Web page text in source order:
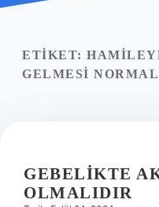
Yasal Uyarı
ETIKET:
GELMESI
GEBELIKTE
OLMALIDIR